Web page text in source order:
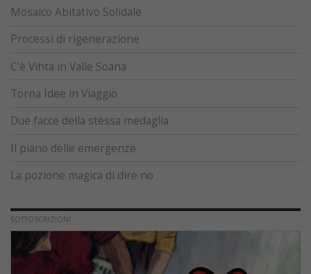
Mosaico Abitativo Solidale
Processi di rigenerazione
C’è Vihta in Valle Soana
Torna Idee in Viaggio
Due facce della stessa medaglia
Il piano delle emergenze
La pozione magica di dire no
SOTTOSCRIZIONI